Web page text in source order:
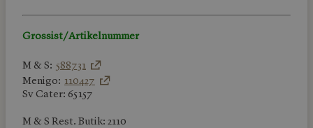
Grossist/Artikelnummer
M & S: 588731
Menigo: 110427
Sv Cater: 65157
M & S Rest. Butik: 2110